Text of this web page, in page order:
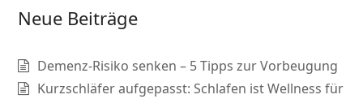
Neue Beiträge
Demenz-Risiko senken – 5 Tipps zur Vorbeugung
Kurzschläfer aufgepasst: Schlafen ist Wellness für